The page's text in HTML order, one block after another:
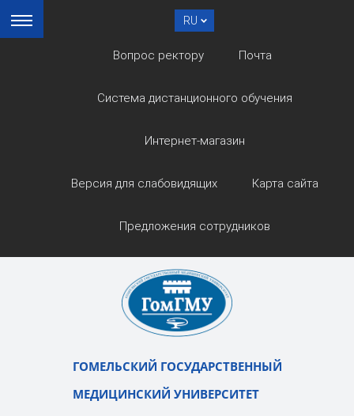
RU
Вопрос ректору Почта
Система дистанционного обучения
Интернет-магазин
Версия для слабовидящих Карта сайта
Предложения сотрудников
ГОМЕЛЬСКИЙ ГОСУДАРСТВЕННЫЙ
МЕДИЦИНСКИЙ УНИВЕРСИТЕТ